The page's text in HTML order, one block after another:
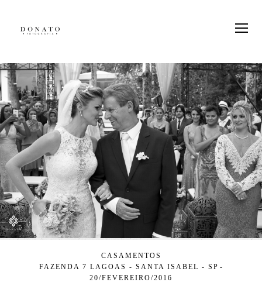
CASAMENTOS
FAZENDA 7 LAGOAS - SANTA ISABEL - SP
20/FEVEREIRO/2016